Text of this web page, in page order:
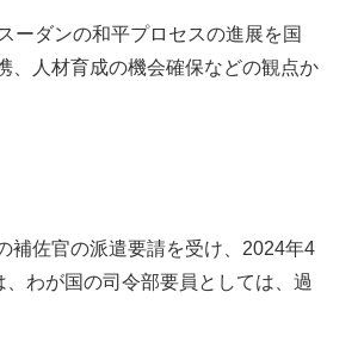
ーダンの和平プロセスの進展を国
、人材育成の機会確保などの観点か
補佐官の派遣要請を受け、2024年4
わが国の司令部要員としては、過